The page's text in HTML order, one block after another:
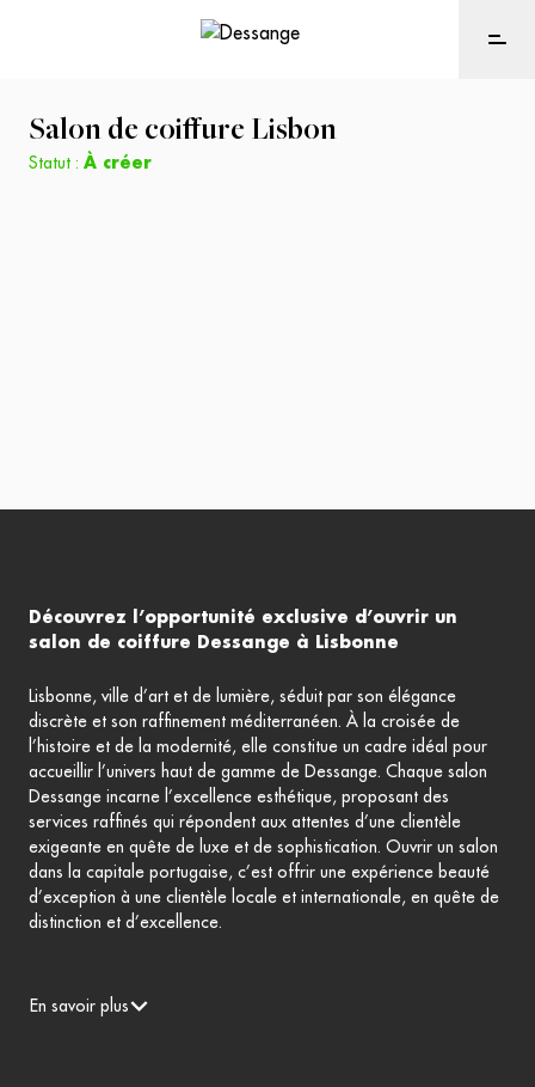
Salon de coiffure Lisbon
Statut : À créer
Découvrez l’opportunité exclusive d’ouvrir un
salon de coiffure Dessange à Lisbonne
Lisbonne, ville d’art et de lumière, séduit par son élégance
discrète et son raffinement méditerranéen. À la croisée de
l’histoire et de la modernité, elle constitue un cadre idéal pour
accueillir l’univers haut de gamme de Dessange. Chaque salon
Dessange incarne l’excellence esthétique, proposant des
services raffinés qui répondent aux attentes d’une clientèle
exigeante en quête de luxe et de sophistication. Ouvrir un salon
dans la capitale portugaise, c’est offrir une expérience beauté
d’exception à une clientèle locale et internationale, en quête de
distinction et d’excellence.
En savoir plus